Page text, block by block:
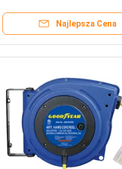
Najlepsza Cena